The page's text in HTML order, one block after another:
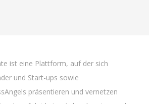
ist eine Plattform, auf der sich
und Start-ups sowie
präsentieren und vernetzen